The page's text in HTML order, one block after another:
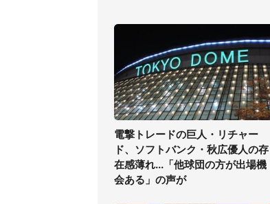
電撃トレードの巨人・リチャー
ド、ソフトバンク・秋広優人の存
在感薄れ...「他球団の方が出場機
会ある」の声が